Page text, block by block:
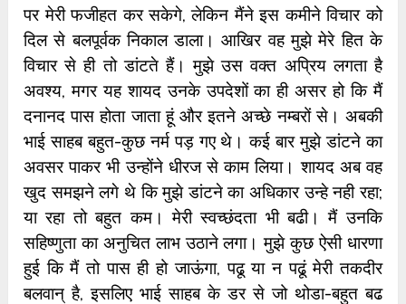
पर मेरी फजीहत कर सकेगे, लेकिन मैंने इस कमीने विचार को
दिल‍ से बलपूर्वक निकाल डाला। आखिर वह मुझे मेरे हित के
विचार से ही तो डांटते हैं। मुझे उस वक्‍त अप्रिय लगता है
अवश्‍य, मगर यह शायद उनके उपदेशों का ही असर हो कि मैं
दनानद पास होता जाता हूं और इतने अच्‍छे नम्‍बरों से। अबकी
भाई साहब बहुत-कुछ नर्म पड़ गए थे। कई बार मुझे डांटने का
अवसर पाकर भी उन्‍होंने धीरज से काम लिया। शायद अब वह
खुद समझने लगे थे कि मुझे डांटने का अधिकार उन्‍हे नही रहा;
या रहा तो बहुत कम। मेरी स्‍वच्‍छंदता भी बढी। मैं उनकि
सहिष्‍णुता का अनुचित लाभ उठाने लगा। मुझे कुछ ऐसी धारणा
हुई कि मैं तो पास ही हो जाऊंगा, पढू या न पढूं मेरी तकदीर
बलवान् है, इसलिए भाई साहब के डर से जो थोडा-बहुत बढ